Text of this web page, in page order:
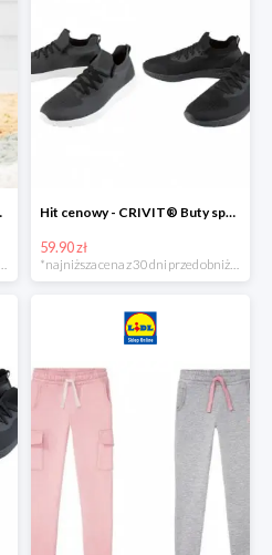
5 sztuk
dni przed obniżką
Hit cenowy - CRIVIT® Buty sportowe chłopięce WellWalk, 1 para
59.90 zł
*najniższa cena z 30 dni przed obniżką